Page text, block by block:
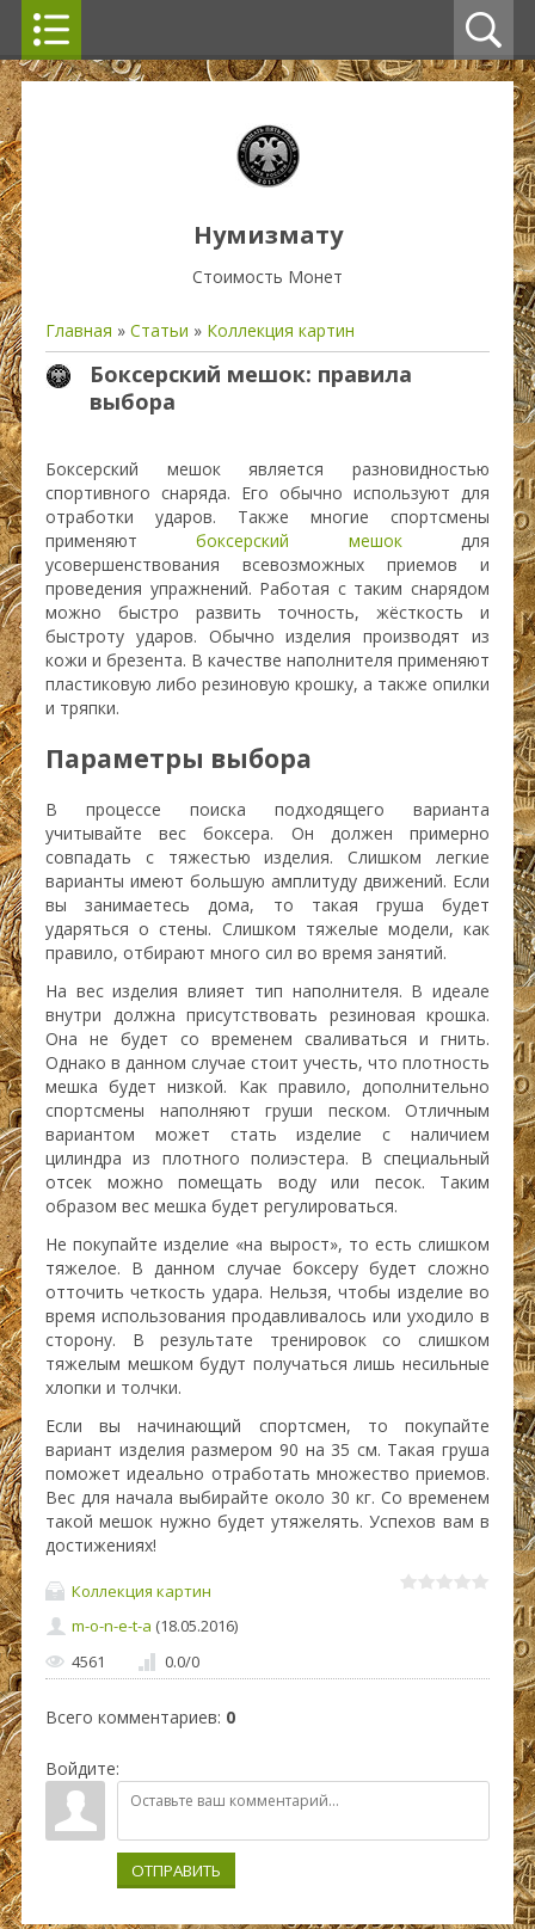
Нумизмату
Стоимость Монет
Главная » Статьи » Коллекция картин
Боксерский мешок: правила
выбора
Боксерский мешок является разновидностью
спортивного снаряда. Его обычно используют для
отработки ударов. Также многие спортсмены
применяютбоксерский мешокдля
усовершенствования всевозможных приемов и
проведения упражнений. Работая с таким снарядом
можно быстро развить точность, жёсткость и
быстроту ударов. Обычно изделия производят из
кожи и брезента. В качестве наполнителя применяют
пластиковую либо резиновую крошку, а также опилки
и тряпки.
Параметры выбора
В процессе поиска подходящего варианта
учитывайте вес боксера. Он должен примерно
совпадать с тяжестью изделия. Слишком легкие
варианты имеют большую амплитуду движений. Если
вы занимаетесь дома, то такая груша будет
ударяться о стены. Слишком тяжелые модели, как
правило, отбирают много сил во время занятий.
На вес изделия влияет тип наполнителя. В идеале
внутри должна присутствовать резиновая крошка.
Она не будет со временем сваливаться и гнить.
Однако в данном случае стоит учесть, что плотность
мешка будет низкой. Как правило, дополнительно
спортсмены наполняют груши песком. Отличным
вариантом может стать изделие с наличием
цилиндра из плотного полиэстера. В специальный
отсек можно помещать воду или песок. Таким
образом вес мешка будет регулироваться.
Не покупайте изделие «на вырост», то есть слишком
тяжелое. В данном случае боксеру будет сложно
отточить четкость удара. Нельзя, чтобы изделие во
время использования продавливалось или уходило в
сторону. В результате тренировок со слишком
тяжелым мешком будут получаться лишь несильные
хлопки и толчки.
Если вы начинающий спортсмен, то покупайте
вариант изделия размером 90 на 35 см. Такая груша
поможет идеально отработать множество приемов.
Вес для начала выбирайте около 30 кг. Со временем
такой мешок нужно будет утяжелять. Успехов вам в
достижениях!
Коллекция картин
m-o-n-e-t-a (18.05.2016)
4561
0.0/0
Всего комментариев: 0
Войдите:
ОТПРАВИТЬ